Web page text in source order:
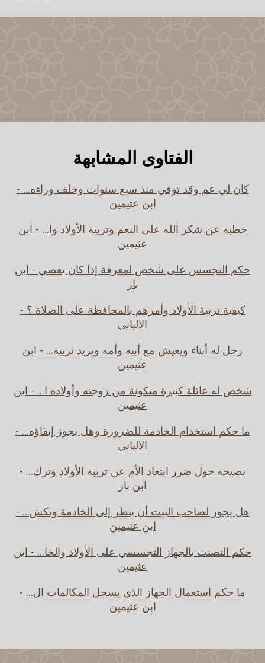
الفتاوى المشابهة
كان لي عم وقد توفي منذ سبع سنوات وخلف وراءه... -
ابن عثيمين
خطبة عن شكر الله على النعم وتربية الأولاد وا... - ابن
عثيمين
حكم التجسس على شخص لمعرفة إذا كان يعصي - ابن
باز
كيفية تربية الأولاد وأمرهم بالمحافظة على الصلاة ؟ -
الالباني
رجل له أبناء ويعيش مع أبيه وأمه ويريد تربية... - ابن
عثيمين
شخص له عائلة كبيرة متكونة من زوجته وأولاده ا... - ابن
عثيمين
ما حكم استخدام الخادمة للضرورة وهل يجوز إبقاؤه... -
الالباني
نصيحة حول ضرر ابتعاد الأم عن تربية الأولاد وترك... -
ابن باز
هل يجوز لصاحب البيت أن ينظر إلى الخادمة وتكش... -
ابن عثيمين
حكم التصنت بالجهاز التجسسي على الأولاد والخا... - ابن
عثيمين
ما حكم استعمال الجهاز الذي يسجل المكالمات ال... -
ابن عثيمين